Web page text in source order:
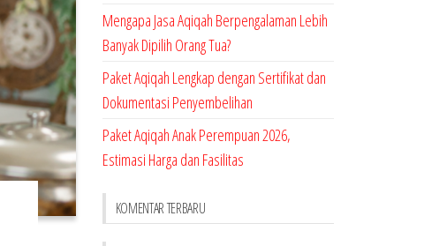
Mengapa Jasa Aqiqah Berpengalaman Lebih
Banyak Dipilih Orang Tua?
Paket Aqiqah Lengkap dengan Sertifikat dan
Dokumentasi Penyembelihan
Paket Aqiqah Anak Perempuan 2026,
Estimasi Harga dan Fasilitas
KOMENTAR TERBARU